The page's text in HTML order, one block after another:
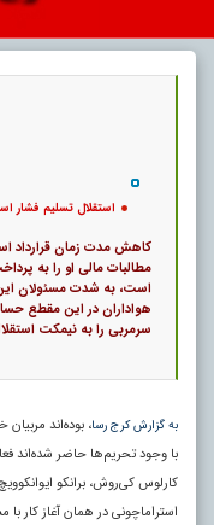
استقلال تسلیم فشار
کاهش مدت زمان قرارداد
مطالبات مالی او را به
است، به شدت مسئولان
هواداران در این مقطع
سرمربی را به نیمکت
به گزارش کرج رسا، بوده‌اند
با وجود تحریم‌ها حاضر شده‌اند
کارلوس کی‌روش، برانکو
استراماچونی در همان آغاز کار